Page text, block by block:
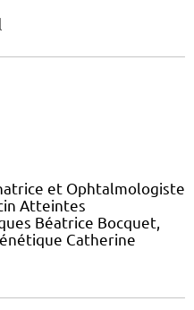
et Ophtalmologiste
Atteintes
Béatrice Bocquet,
Catherine